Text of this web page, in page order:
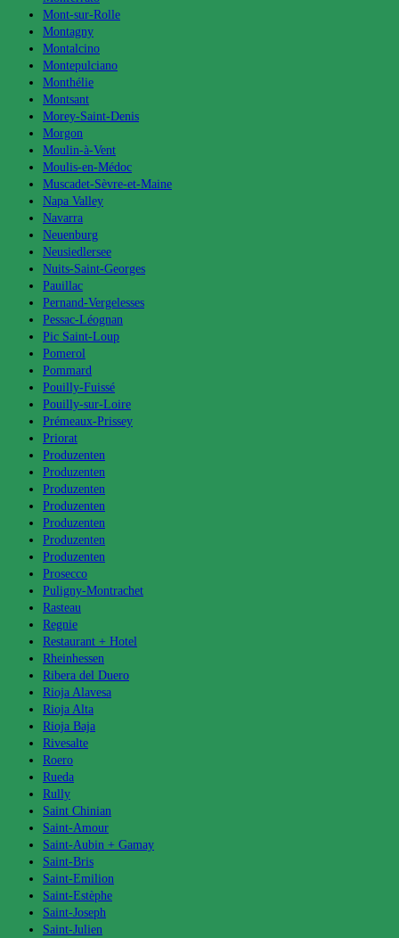
Mont-sur-Rolle
Montagny
Montalcino
Montepulciano
Monthélie
Montsant
Morey-Saint-Denis
Morgon
Moulin-à-Vent
Moulis-en-Médoc
Muscadet-Sèvre-et-Maine
Napa Valley
Navarra
Neuenburg
Neusiedlersee
Nuits-Saint-Georges
Pauillac
Pernand-Vergelesses
Pessac-Léognan
Pic Saint-Loup
Pomerol
Pommard
Pouilly-Fuissé
Pouilly-sur-Loire
Prémeaux-Prissey
Priorat
Produzenten
Produzenten
Produzenten
Produzenten
Produzenten
Produzenten
Produzenten
Prosecco
Puligny-Montrachet
Rasteau
Regnie
Restaurant + Hotel
Rheinhessen
Ribera del Duero
Rioja Alavesa
Rioja Alta
Rioja Baja
Rivesalte
Roero
Rueda
Rully
Saint Chinian
Saint-Amour
Saint-Aubin + Gamay
Saint-Bris
Saint-Emilion
Saint-Estèphe
Saint-Joseph
Saint-Julien